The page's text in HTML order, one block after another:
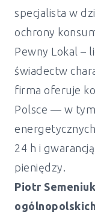
specjalista w
ochrony
Pewny Lokal –
świadectw
firma oferuje
Polsce — w
24 h i
pieniędzy.
Piotr